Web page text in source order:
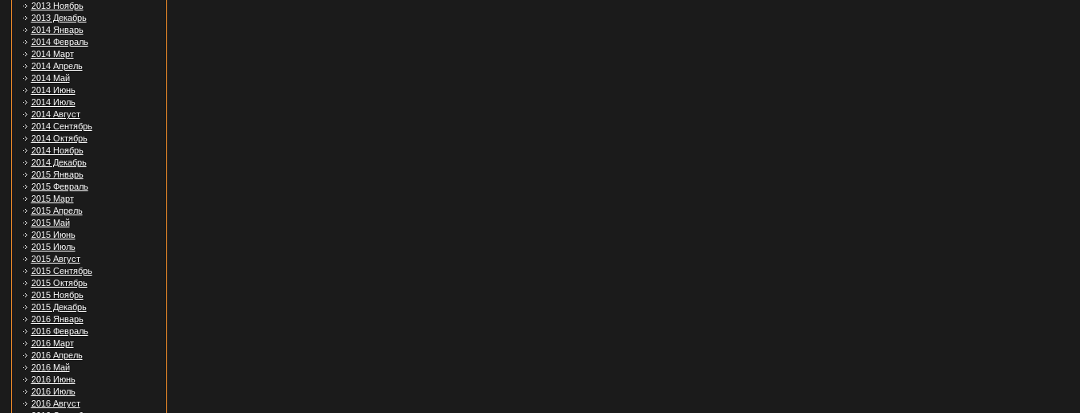
2013 Ноябрь
2013 Декабрь
2014 Январь
2014 Февраль
2014 Март
2014 Апрель
2014 Май
2014 Июнь
2014 Июль
2014 Август
2014 Сентябрь
2014 Октябрь
2014 Ноябрь
2014 Декабрь
2015 Январь
2015 Февраль
2015 Март
2015 Апрель
2015 Май
2015 Июнь
2015 Июль
2015 Август
2015 Сентябрь
2015 Октябрь
2015 Ноябрь
2015 Декабрь
2016 Январь
2016 Февраль
2016 Март
2016 Апрель
2016 Май
2016 Июнь
2016 Июль
2016 Август